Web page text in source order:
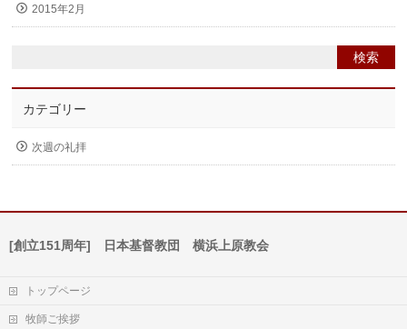
2015年2月
カテゴリー
次週の礼拝
[創立151周年] 日本基督教団 横浜上原教会
トップページ
牧師ご挨拶